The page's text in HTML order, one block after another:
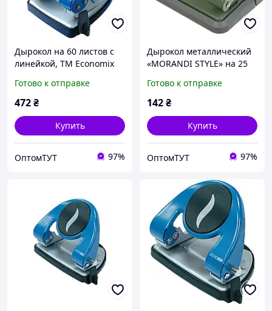
Дырокол на 60 листов с
линейкой, ТМ Economix
Готово к отправке
472₴
Купить
ОптомТУТ 97%
Дырокол металлический
«MORANDI STYLE» на 25
Buromax
Готово к отправке
142₴
Купить
ОптомТУТ 97%